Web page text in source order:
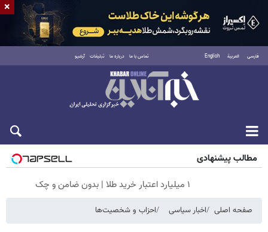
فارسی العربية English تماس با ما درباره ما تبلیغات آرشیو
جمعه ۱۶ مرداد ۱۴۰۵
مطالب پیشنهادی
۱ میلیارد اعتبار خرید طلا | بدون ضامن و چک
صفحه اصلی اخبار سیاسی احزاب و شخصیت‌ها
×